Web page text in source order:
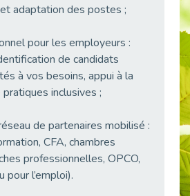
de Marc, 44 ans
Optimiser son CV lorsqu’on est en situation de handicap
adaptation des postes ;
pour les employeurs :
de candidats
à vos besoins, appui à la
inclusives ;
de partenaires mobilisé :
CFA, chambres
professionnelles, OPCO,
pour l’emploi).